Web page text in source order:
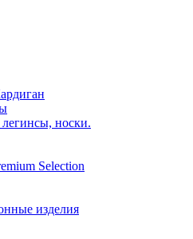
носки.
Selection
изделия